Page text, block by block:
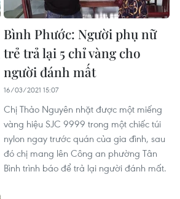
Bình Phước: Người phụ nữ
trẻ trả lại 5 chỉ vàng cho
người đánh mất
16/03/2021 15:07
Chị Thảo Nguyên nhặt được một miếng
vàng hiệu SJC 9999 trong một chiếc túi
nylon ngay trước quán của gia đình, sau
đó chị mang lên Công an phường Tân
Bình trình báo để trả lại người đánh mất.